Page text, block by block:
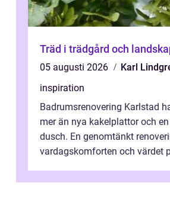
Träd i trädgård och
05 augusti 2026
Karl
inspiration
Badrumsrenovering Karlstad
mer än nya kakelplattor och
dusch. En genomtänkt
vardagskomforten och värdet